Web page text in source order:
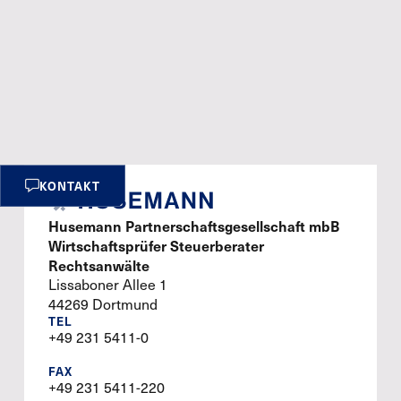
KONTAKT
Husemann Partnerschaftsgesellschaft mbB
Wirtschaftsprüfer Steuerberater
Rechtsanwälte
Lissaboner Allee 1
44269 Dortmund
TEL
+49 231 5411-0
FAX
+49 231 5411-220